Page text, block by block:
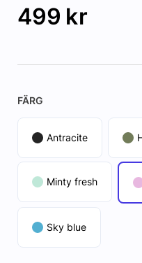
499 kr
FÄRG
Antracite
Minty fresh
Sky blue